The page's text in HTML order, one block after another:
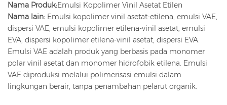
Nama Produk:Emulsi Kopolimer Vinil Asetat Etilen
Nama lain: Emulsi kopolimer vinil asetat-etilena, emulsi VAE,
dispersi VAE, emulsi kopolimer etilena-vinil asetat, emulsi
EVA, dispersi kopolimer etilena-vinil asetat, dispersi EVA.
Emulsi VAE adalah produk yang berbasis pada monomer
polar vinil asetat dan monomer hidrofobik etilena. Emulsi
VAE diproduksi melalui polimerisasi emulsi dalam
lingkungan berair, tanpa penambahan pelarut organik.